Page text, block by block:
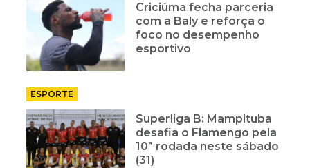
Criciúma fecha parceria
com a Baly e reforça o
foco no desempenho
esportivo
ESPORTE
Superliga B: Mampituba
desafia o Flamengo pela
10ª rodada neste sábado
(31)